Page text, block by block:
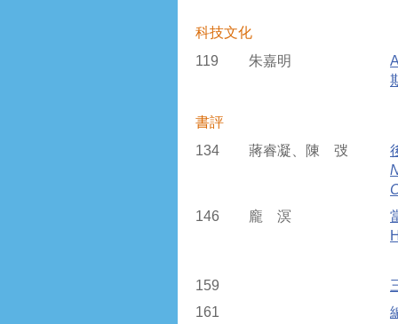
科技文化
119
朱嘉明
書評
134
蔣睿凝、陳 弢
146
龐 溟
159
161